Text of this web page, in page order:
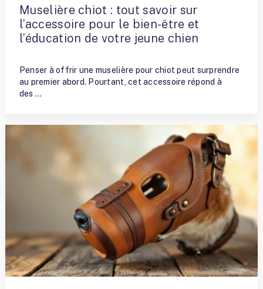
Muselière chiot : tout savoir sur
l’accessoire pour le bien-être et
l’éducation de votre jeune chien
Penser à offrir une muselière pour chiot peut surprendre
au premier abord. Pourtant, cet accessoire répond à
des …